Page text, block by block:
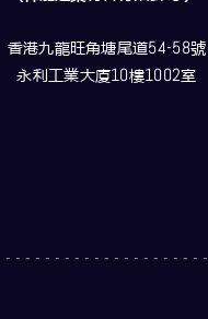
香港九龍旺角塘尾道54-58號
永利工業大廈10樓1002室
- - - - - - - - - - - - - - - - - - - - -